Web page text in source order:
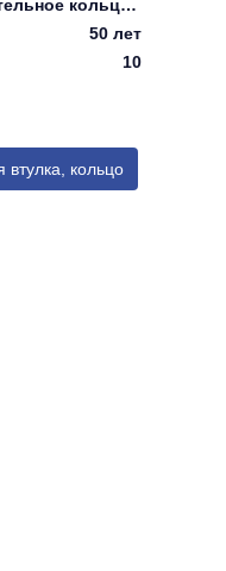
кольцо -
резина (NBR).
50 лет
10
кольцо